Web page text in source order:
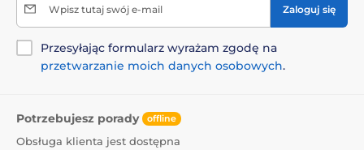
Wpisz tutaj swój e-mail Zaloguj się
Przesyłając formularz wyrażam zgodę na
przetwarzanie moich danych osobowych.
Potrzebujesz porady offline
Obsługa klienta jest dostępna